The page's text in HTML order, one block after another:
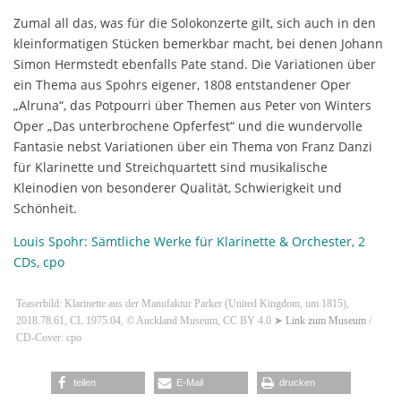
Zumal all das, was für die Solokonzerte gilt, sich auch in den
kleinformatigen Stücken bemerkbar macht, bei denen Johann
Simon Hermstedt ebenfalls Pate stand. Die Variationen über
ein Thema aus Spohrs eigener, 1808 entstandener Oper
„Alruna“, das Potpourri über Themen aus Peter von Winters
Oper „Das unterbrochene Opferfest“ und die wundervolle
Fantasie nebst Variationen über ein Thema von Franz Danzi
für Klarinette und Streichquartett sind musikalische
Kleinodien von besonderer Qualität, Schwierigkeit und
Schönheit.
Louis Spohr: Sämtliche Werke für Klarinette & Orchester, 2
CDs, cpo
Teaserbild: Klarinette aus der Manufaktur Parker (United Kingdom, um 1815),
2018.78.61, CL 1975.04, © Auckland Museum, CC BY 4.0 ➤ Link zum Museum /
CD-Cover: cpo
teilen E-Mail drucken